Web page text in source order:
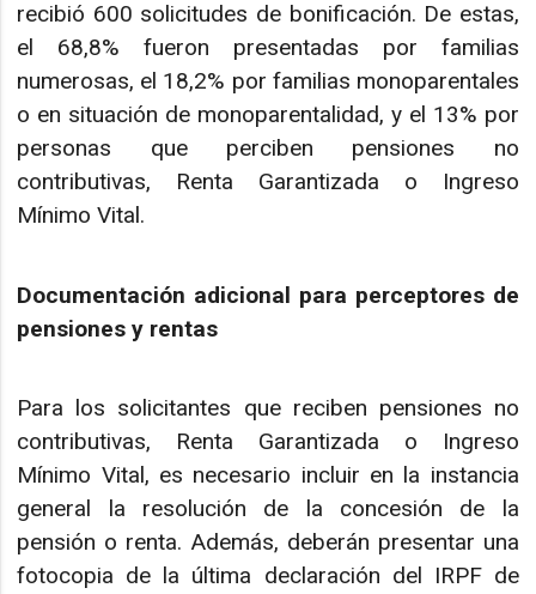
recibió 600 solicitudes de bonificación. De estas,
el 68,8% fueron presentadas por familias
numerosas, el 18,2% por familias monoparentales
o en situación de monoparentalidad, y el 13% por
personas que perciben pensiones no
contributivas, Renta Garantizada o Ingreso
Mínimo Vital.
Documentación adicional para perceptores de
pensiones y rentas
Para los solicitantes que reciben pensiones no
contributivas, Renta Garantizada o Ingreso
Mínimo Vital, es necesario incluir en la instancia
general la resolución de la concesión de la
pensión o renta. Además, deberán presentar una
fotocopia de la última declaración del IRPF de